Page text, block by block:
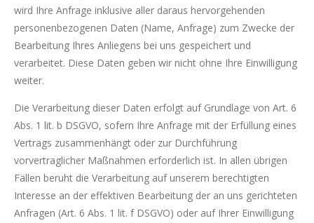
wird Ihre Anfrage inklusive aller daraus hervorgehenden
personenbezogenen Daten (Name, Anfrage) zum Zwecke der
Bearbeitung Ihres Anliegens bei uns gespeichert und
verarbeitet. Diese Daten geben wir nicht ohne Ihre Einwilligung
weiter.
Die Verarbeitung dieser Daten erfolgt auf Grundlage von Art. 6
Abs. 1 lit. b DSGVO, sofern Ihre Anfrage mit der Erfüllung eines
Vertrags zusammenhängt oder zur Durchführung
vorvertraglicher Maßnahmen erforderlich ist. In allen übrigen
Fällen beruht die Verarbeitung auf unserem berechtigten
Interesse an der effektiven Bearbeitung der an uns gerichteten
Anfragen (Art. 6 Abs. 1 lit. f DSGVO) oder auf Ihrer Einwilligung